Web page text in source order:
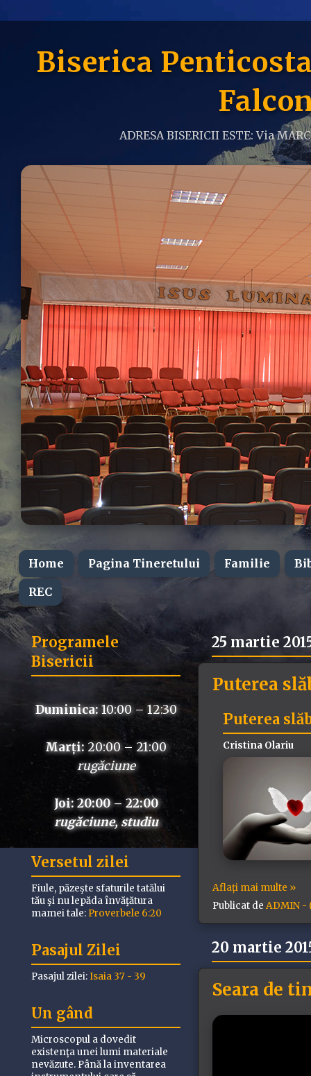
Biserica
ADRESA BISERICII ESTE: Via
Home Pagina Tineretului Familie
REC
25 martie
Puterea
Puterea
Cristina Olariu
Aflați mai multe »
Publicat de ADMIN -
20 martie
Seara de
Programele
Bisericii
Duminica: 10:00 – 12:30
Marți:20:00 – 21:00
rugăciune
Joi: 20:00 – 22:00
rugăciune, studiu
Versetul zilei
Fiule, păzeşte sfaturile tatălui
tău şi nu lepăda învăţătura
mamei tale: Proverbele 6:20
Pasajul Zilei
Pasajul zilei:Isaia 37 - 39
Un gând
Microscopul a dovedit
existenţa unei lumi materiale
nevăzute. Până la inventarea